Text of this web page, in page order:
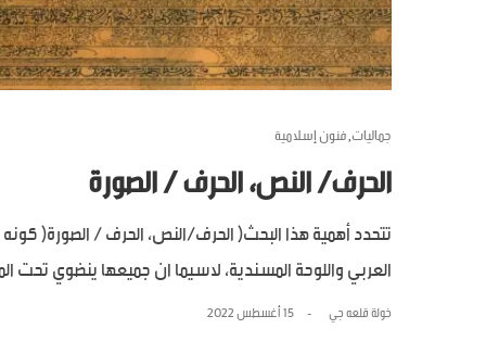
جماليات,فنون إسلامية
الحرف/ النص، الحرف / الصورة
تتحدد أهمية هذا البحث( الحرف/النص، الحرف / الصورة(
العربي واللوحة المسندية، لاسيما ان جميعها ينضوي تحت
خولة قلعه جي 15 أغسطس 2022